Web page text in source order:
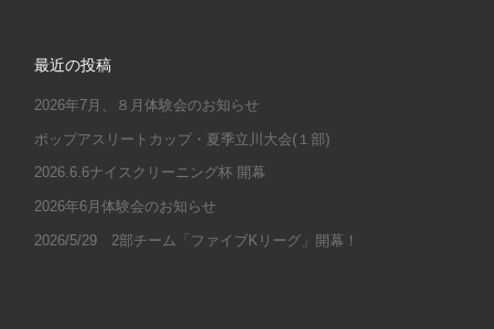
最近の投稿
2026年7月、８月体験会のお知らせ
ポップアスリートカップ・夏季立川大会(１部)
2026.6.6ナイスクリーニング杯 開幕
2026年6月体験会のお知らせ
2026/5/29 2部チーム「ファイブKリーグ」開幕！